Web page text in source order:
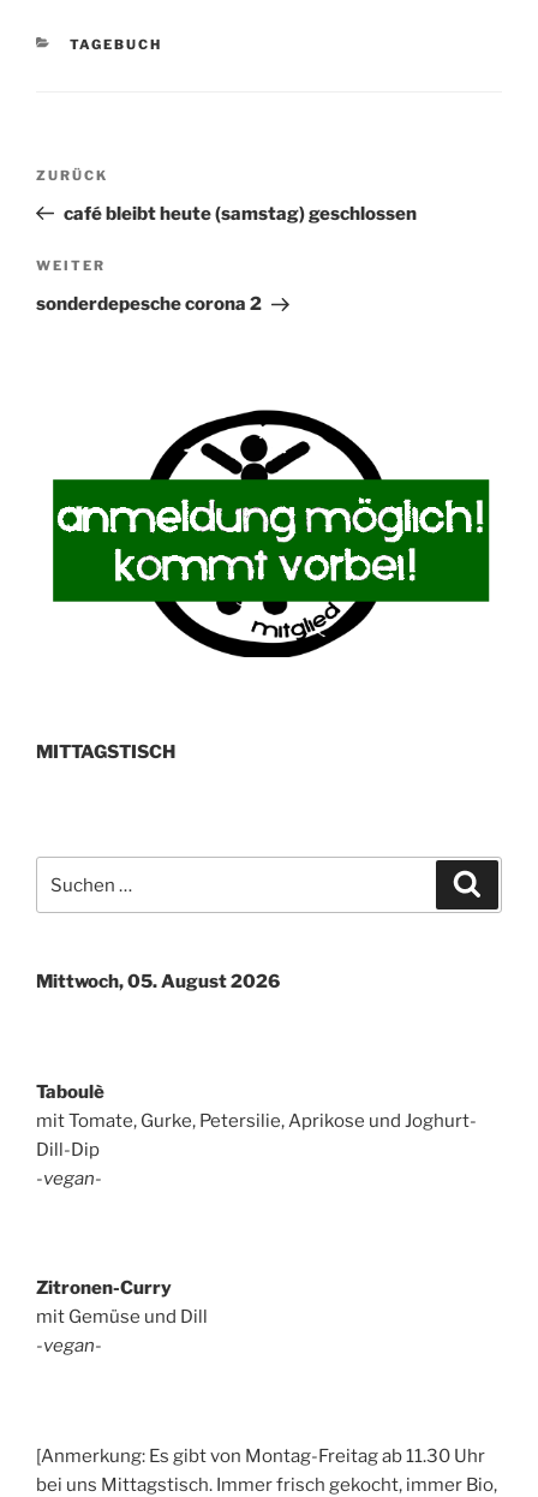
KATEGORIEN
TAGEBUCH
Beitragsnavigation
Vorheriger
Beitrag
ZURÜCK
café bleibt heute (samstag) geschlossen
Nächster
Beitrag
WEITER
sonderdepesche corona 2
MITTAGSTISCH
nach:
Mittwoch, 05. August 2026
Taboulè
mit Tomate, Gurke, Petersilie, Aprikose und Joghurt-
Dill-Dip
-vegan-
Zitronen-Curry
mit Gemüse und Dill
-vegan-
[Anmerkung: Es gibt von Montag-Freitag ab 11.30 Uhr
bei uns Mittagstisch. Immer frisch gekocht, immer Bio,